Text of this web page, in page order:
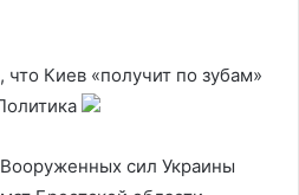
что Киев «получит по зубам»
сил Украины